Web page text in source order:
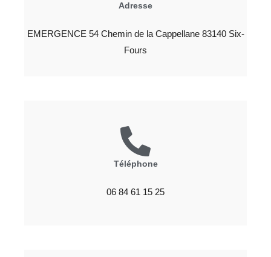
Adresse
EMERGENCE 54 Chemin de la Cappellane 83140 Six-
Fours
Téléphone
06 84 61 15 25